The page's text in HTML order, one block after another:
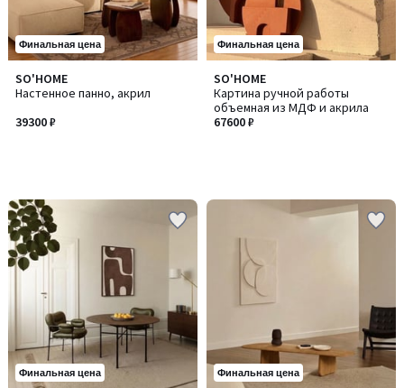
Финальная цена
SO'HOME
Настенное панно, акрил
39300 ₽
Финальная цена
SO'HOME
Картина ручной работы
объемная из МДФ и акрила
67600 ₽
Финальная цена Финальная цена